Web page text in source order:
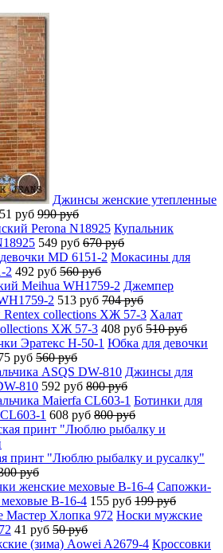
Джинсы женские утепленные
руб 990 руб
Купальник
549 руб 670 руб
Мокасины для
2 492 руб 560 руб
Джемпер
2 513 руб 704 руб
Халат
ХЖ 57-3 408 руб 510 руб
Юбка для девочки
руб 560 руб
Джинсы для
810 592 руб 800 руб
Ботинки для
1 608 руб 800 руб
принт "Люблю рыбалку и русалку"
руб
Сапожки-
B-16-4 155 руб 199 руб
Носки мужские
41 руб 50 руб
Кроссовки